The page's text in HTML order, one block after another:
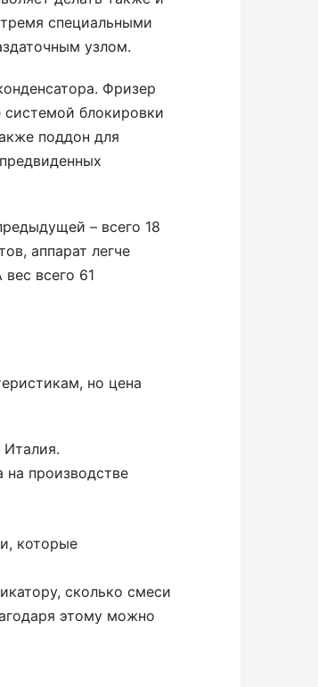
специальными
узлом.
Фризер
блокировки
поддон для
– всего 18
аппарат легче
всего 61
но цена
Италия.
на производстве
которые
сколько смеси
этому можно